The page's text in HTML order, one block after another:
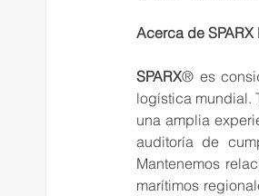
Acerca de
SPARX® es
logística mundial.
una amplia
auditoría de
Mantenemos
marítimos